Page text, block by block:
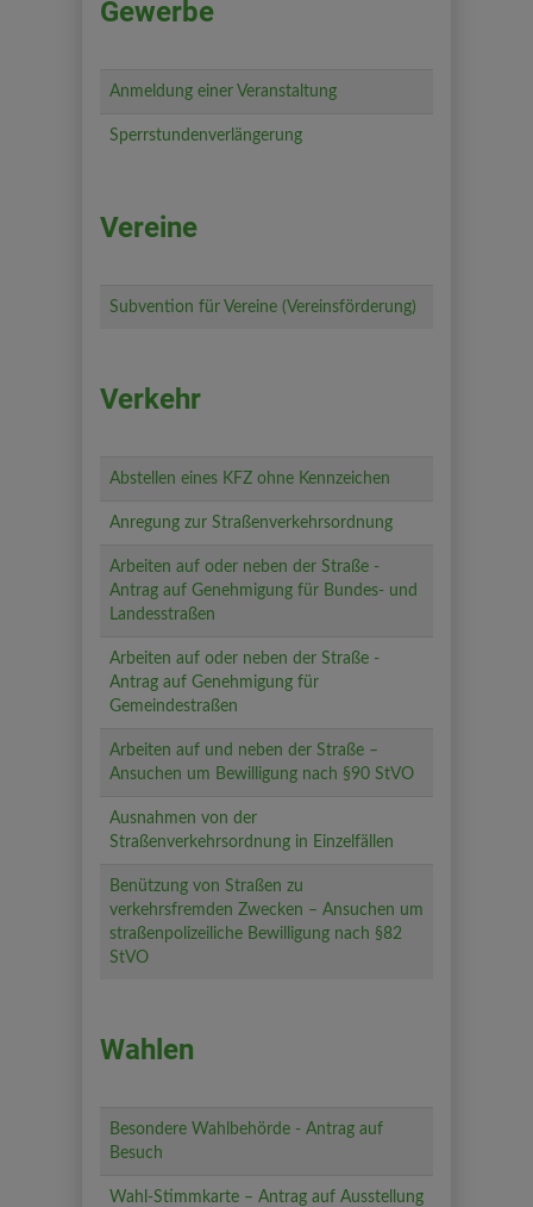
Gewerbe
Anmeldung einer Veranstaltung
Sperrstundenverlängerung
Vereine
Subvention für Vereine (Vereinsförderung)
Verkehr
Abstellen eines KFZ ohne Kennzeichen
Anregung zur Straßenverkehrsordnung
Arbeiten auf oder neben der Straße -
Antrag auf Genehmigung für Bundes- und
Landesstraßen
Arbeiten auf oder neben der Straße -
Antrag auf Genehmigung für
Gemeindestraßen
Arbeiten auf und neben der Straße –
Ansuchen um Bewilligung nach §90 StVO
Ausnahmen von der
Straßenverkehrsordnung in Einzelfällen
Benützung von Straßen zu
verkehrsfremden Zwecken – Ansuchen um
straßenpolizeiliche Bewilligung nach §82
StVO
Wahlen
Besondere Wahlbehörde - Antrag auf
Besuch
Wahl-Stimmkarte – Antrag auf Ausstellung